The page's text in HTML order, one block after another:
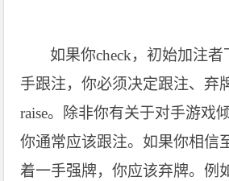
如果你check，初始加注
手跟注，你必须决定跟注、弃
raise。除非你有关于对手游戏
你通常应该跟注。如果你相信
着一手强牌，你应该弃牌。例